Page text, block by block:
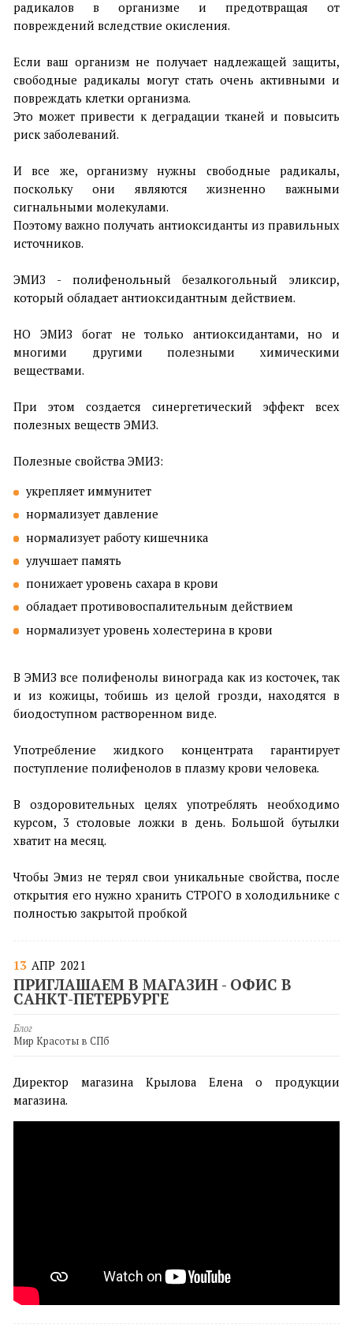
радикалов в организме и предотвращая от
повреждений вследствие окисления.
Если ваш организм не получает надлежащей защиты,
свободные радикалы могут стать очень активными и
повреждать клетки организма.
Это может привести к деградации тканей и повысить
риск заболеваний.
И все же, организму нужны свободные радикалы,
поскольку они являются жизненно важными
сигнальными молекулами.
Поэтому важно получать антиоксиданты из правильных
источников.
ЭМИЗ - полифенольный безалкогольный эликсир,
который обладает антиоксидантным действием.
НО ЭМИЗ богат не только антиоксидантами, но и
многими другими полезными химическими
веществами.
При этом создается синергетический эффект всех
полезных веществ ЭМИЗ.
Полезные свойства ЭМИЗ:
укрепляет иммунитет
нормализует давление
нормализует работу кишечника
улучшает память
понижает уровень сахара в крови
обладает противовоспалительным действием
нормализует уровень холестерина в крови
В ЭМИЗ все полифенолы винограда как из косточек, так
и из кожицы, тобишь из целой грозди, находятся в
биодоступном растворенном виде.
Употребление жидкого концентрата гарантирует
поступление полифенолов в плазму крови человека.
В оздоровительных целях употреблять необходимо
курсом, 3 столовые ложки в день. Большой бутылки
хватит на месяц.
Чтобы Эмиз не терял свои уникальные свойства, после
открытия его нужно хранить СТРОГО в холодильнике с
полностью закрытой пробкой
13 АПР 2021
ПРИГЛАШАЕМ В МАГАЗИН - ОФИС В
САНКТ-ПЕТЕРБУРГЕ
Блог
Мир Красоты в СПб
Директор магазина Крылова Елена о продукции
магазина.